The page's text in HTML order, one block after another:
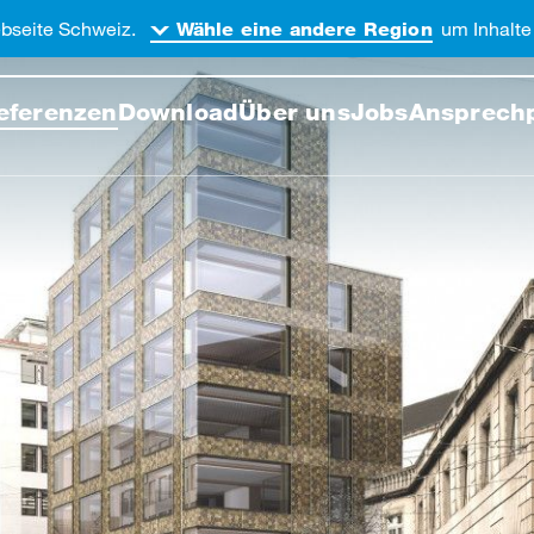
durchsuchen
DownloadÜber unsJobs
Schweiz. Wähle eine andere Region um